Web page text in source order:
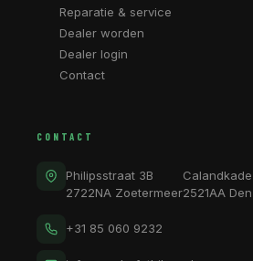
Reparatie & service
Dealer worden
Dealer login
Contact
CONTACT
Philipsstraat 3B
2722NA Zoetermeer2521AA
+31 85 060 9232